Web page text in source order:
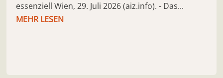
essenziell Wien, 29. Juli 2026 (aiz.info). - Das...
MEHR LESEN